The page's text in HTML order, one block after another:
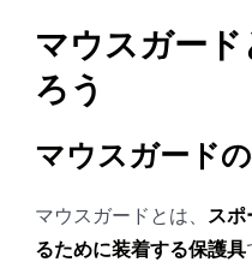
マウスガー
ろう
マウスガード
マウスガードとは、 ス
るために装着する保護具